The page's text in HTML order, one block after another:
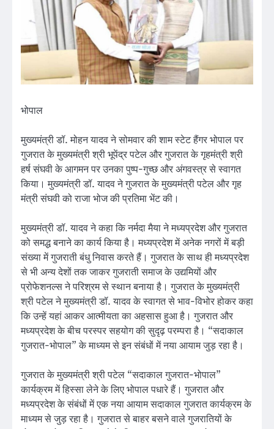
भोपाल
मुख्यमंत्री डॉ. मोहन यादव ने सोमवार की शाम स्टेट हैंगर भोपाल पर
गुजरात के मुख्यमंत्री श्री भूपेंद्र पटेल और गुजरात के गृहमंत्री श्री
हर्ष संघवी के आगमन पर उनका पुष्प-गुच्छ और अंगवस्त्र से स्वागत
किया। मुख्यमंत्री डॉ. यादव ने गुजरात के मुख्यमंत्री पटेल और गृह
मंत्री संघवी को राजा भोज की प्रतिमा भेंट की।
मुख्यमंत्री डॉ. यादव ने कहा कि नर्मदा मैया ने मध्यप्रदेश और गुजरात
को समद्ध बनाने का कार्य किया है। मध्यप्रदेश में अनेक नगरों में बड़ी
संख्या में गुजराती बंधु निवास करते हैं। गुजरात के साथ ही मध्यप्रदेश
से भी अन्य देशों तक जाकर गुजराती समाज के उद्यमियों और
प्रोफेशनल्स ने परिश्रम से स्थान बनाया है। गुजरात के मुख्यमंत्री
श्री पटेल ने मुख्यमंत्री डॉ. यादव के स्वागत से भाव-विभोर होकर कहा
कि उन्हें यहां आकर आत्मीयता का अहसास हुआ है। गुजरात और
मध्यप्रदेश के बीच परस्पर सहयोग की सुदृढ़ परम्परा है। “सदाकाल
गुजरात-भोपाल” के माध्यम से इन संबंधों में नया आयाम जुड़ रहा है।
गुजरात के मुख्यमंत्री श्री पटेल “सदाकाल गुजरात-भोपाल”
कार्यक्रम में हिस्सा लेने के लिए भोपाल पधारे हैं। गुजरात और
मध्यप्रदेश के संबंधों में एक नया आयाम सदाकाल गुजरात कार्यक्रम के
माध्यम से जुड़ रहा है। गुजरात से बाहर बसने वाले गुजरातियों के